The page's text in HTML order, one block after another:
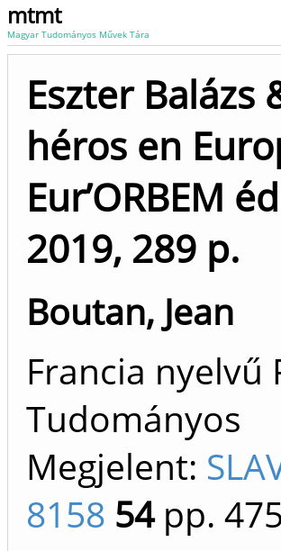
mtmt
Magyar Tudományos Művek Tára
Eszter Balázs
héros en
Eur’ORBEM
2019, 289 p.
Boutan, Jean
Francia nyelvű
Tudományos
Megjelent:
8158 54pp.